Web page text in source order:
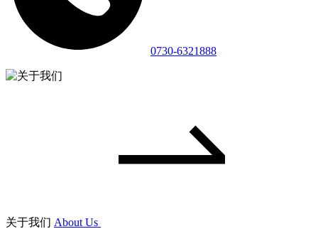
0730-6321888
关于我们 About Us